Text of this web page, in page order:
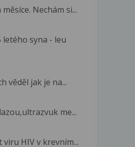
Nechám si...
syna - leu
věděl jak je na...
me...
HIV v krevním...